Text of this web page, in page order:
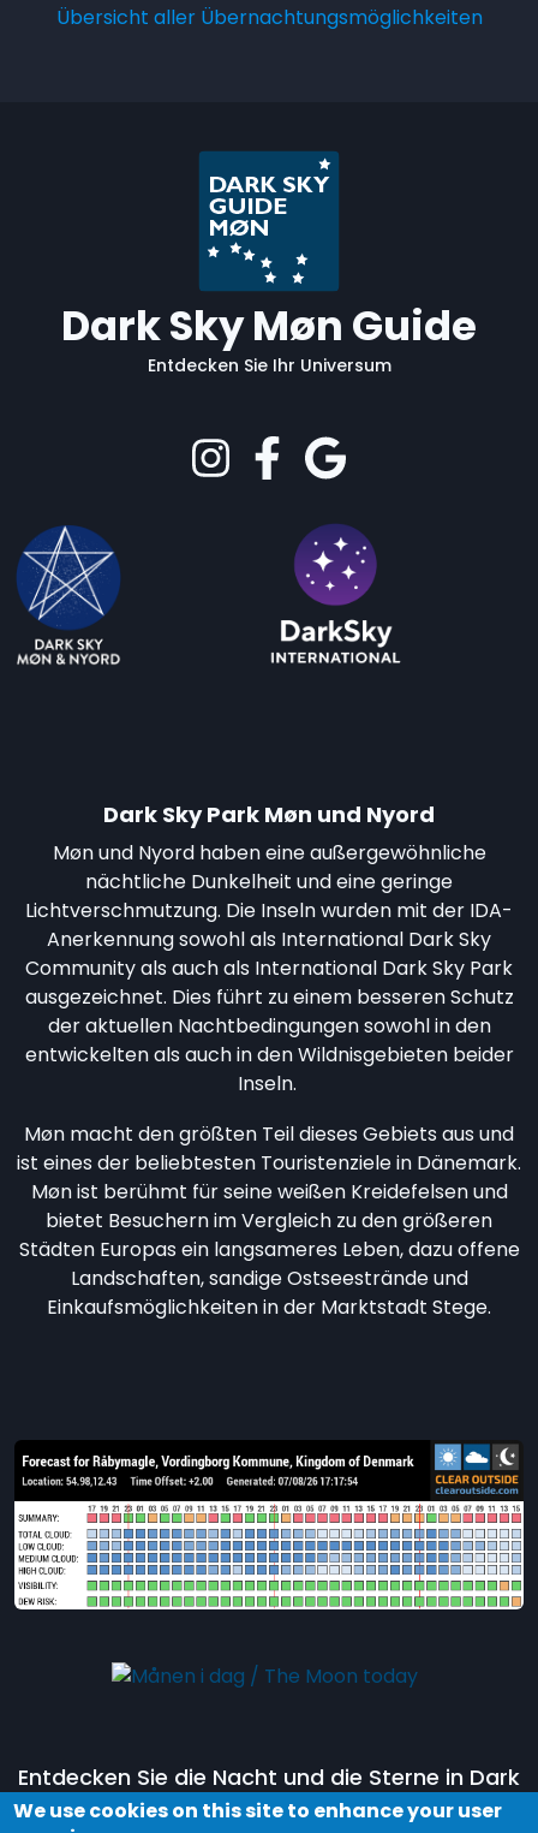
Übersicht aller Übernachtungsmöglichkeiten
Dark Sky Møn Guide
Entdecken Sie Ihr Universum
Dark Sky Park Møn und Nyord
Møn und Nyord haben eine außergewöhnliche
nächtliche Dunkelheit und eine geringe
Lichtverschmutzung. Die Inseln wurden mit der IDA-
Anerkennung sowohl als International Dark Sky
Community als auch als International Dark Sky Park
ausgezeichnet. Dies führt zu einem besseren Schutz
der aktuellen Nachtbedingungen sowohl in den
entwickelten als auch in den Wildnisgebieten beider
Inseln.
Møn macht den größten Teil dieses Gebiets aus und
ist eines der beliebtesten Touristenziele in Dänemark.
Møn ist berühmt für seine weißen Kreidefelsen und
bietet Besuchern im Vergleich zu den größeren
Städten Europas ein langsameres Leben, dazu offene
Landschaften, sandige Ostseestrände und
Einkaufsmöglichkeiten in der Marktstadt Stege.
Entdecken Sie die Nacht und die Sterne in Dark
Sky Møn, indem Sie an einer Tour imDark Sky
We use cookies on this site to enhance your user